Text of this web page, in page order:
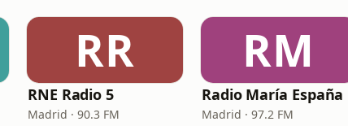
RR
RNE Radio 5
Madrid · 90.3 FM
RM
Radio María España
Madrid · 97.2 FM